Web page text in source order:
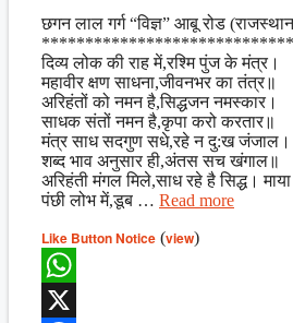
छगन लाल गर्ग “विज्ञ” आबू रोड
दिव्य लोक की राह में,रश्मि पुंज के मंत्र।
महावीर क्षण साधना,जीवनभर का तंत्र॥
अरिहंतों को नमन है,सिद्धजन नमस्कार।
साधक संतों नमन है,कृपा करो करतार॥
मंत्र साध सदगुण सधे,रहे न दु:ख जंजाल।
शब्द भाव अनुसार ही,अंतस सच खंगाल॥
अरिहंती मंगल मिले,साध रहे है सिद्ध। माया
पंछी लोभ में,डूब … Read more
Like Button Notice (view)
WhatsApp